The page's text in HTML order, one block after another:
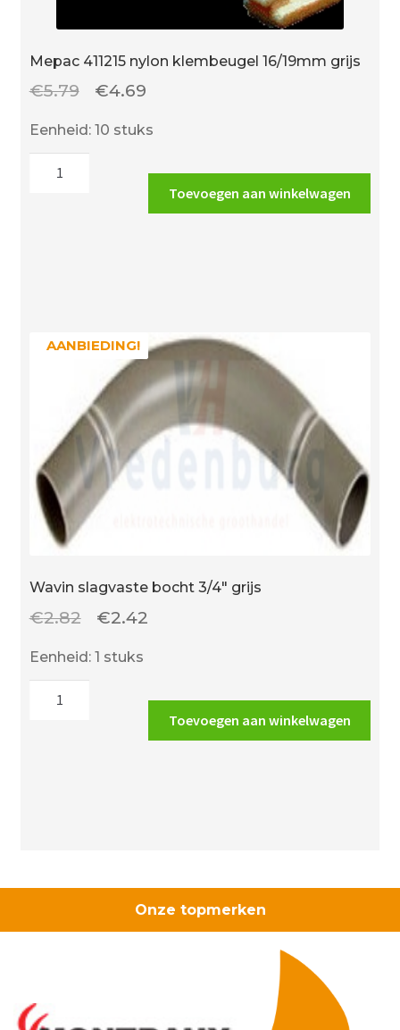
Mepac 411215 nylon klembeugel 16/19mm grijs
€5.79
Oorspronkelijke
€4.69Huidige
€4.69.
Eenheid: 10 stuks
Toevoegen aan winkelwagen
AANBIEDING!
Wavin slagvaste bocht 3/4″ grijs
AANBIEDING!
€2.82
Oorspronkelijke
€2.42Huidige
€2.42.
Eenheid: 1 stuks
Toevoegen aan winkelwagen
Onze topmerken